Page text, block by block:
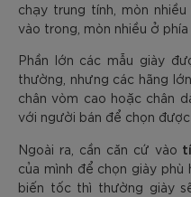
chạy trung tính, mòn
vào trong, mòn nhiều ở
Phần lớn các mẫu giày
thường, nhưng các hãng
chân vòm cao hoặc chân
với người bán để chọn được
Ngoài ra, cần căn cứ vào
của mình để chọn giày
biến tốc thì thường giày